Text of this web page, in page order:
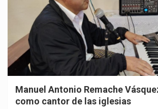
Manuel Antonio Remache
como cantor de las iglesias